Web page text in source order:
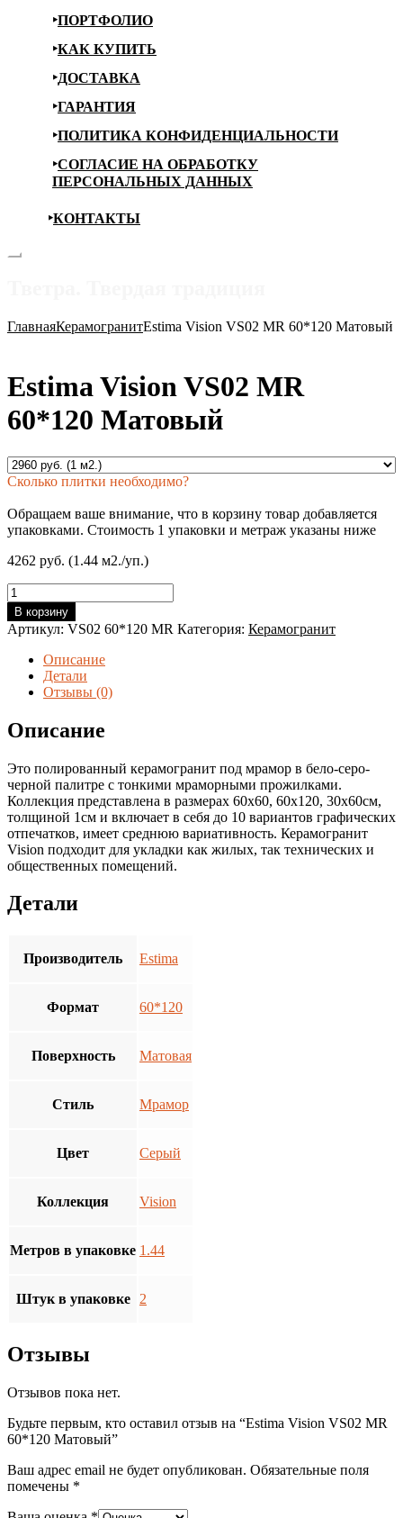
ПОРТФОЛИО
КАК КУПИТЬ
ДОСТАВКА
ГАРАНТИЯ
ПОЛИТИКА КОНФИДЕНЦИАЛЬНОСТИ
СОГЛАСИЕ НА ОБРАБОТКУ
ПЕРСОНАЛЬНЫХ ДАННЫХ
КОНТАКТЫ
ГлавнаяКерамогранитEstima Vision VS02 MR 60*120 Матовый
Estima Vision VS02 MR
60*120 Матовый
Сколько плитки необходимо?
Обращаем ваше внимание, что в корзину товар добавляется
упаковками. Стоимость 1 упаковки и метраж указаны ниже
4262 руб. (1.44 м2./уп.)
Количество
товара
Estima
Vision
VS02
60*120
Матовый
В корзину
Артикул: VS02 60*120 MR Категория: Керамогранит
Описание
Детали
Отзывы (0)
Описание
Это полированный керамогранит под мрамор в бело-серо-
черной палитре с тонкими мраморными прожилками.
Коллекция представлена в размерах 60х60, 60х120, 30х60см,
толщиной 1см и включает в себя до 10 вариантов графических
отпечатков, имеет среднюю вариативность. Керамогранит
Vision подходит для укладки как жилых, так технических и
общественных помещений.
Детали
Производитель Estima
Формат 60*120
Поверхность Матовая
Стиль Мрамор
Цвет Серый
Коллекция Vision
Метров в упаковке 1.44
Штук в упаковке 2
Отзывы
Отзывов пока нет.
Будьте первым, кто оставил отзыв на “Estima Vision VS02 MR
60*120 Матовый”
Ваш адрес email не будет опубликован. Обязательные поля
помечены *